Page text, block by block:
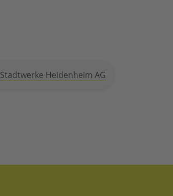
Stadtwerke Heidenheim AG